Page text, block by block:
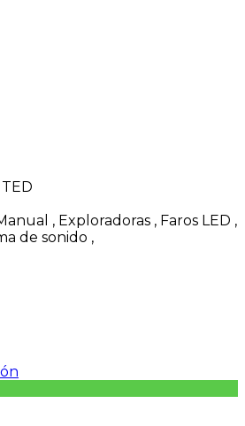
, Exploradoras , Faros LED ,
de sonido ,